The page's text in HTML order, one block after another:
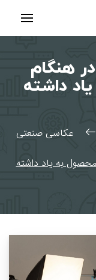
هنگام
داشته
عکاسی صنعتی
به یاد داشته